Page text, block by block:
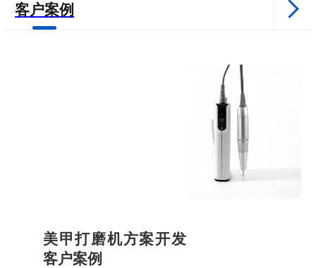
客户案例
美甲打磨机方案开发
客户案例